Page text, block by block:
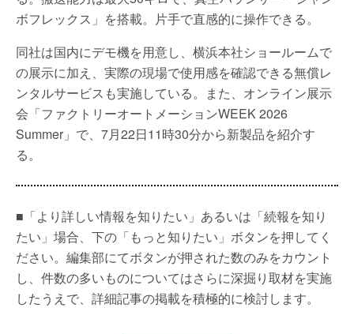
ボフレックス」を搭載。片手で直感的に操作できる。
同社は国内にデモ機を用意し、横浜本社ショールームで
の展示に加え、実際の現場で使用感を確認できる無償レ
ンタルサービスも実施している。また、オンライン展示
会「ファクトリーオートメーションWEEK 2026
Summer」で、7月22日11時30分から新製品を紹介す
る。
■「より詳しい情報を知りたい」あるいは「続報を知り
たい」場合、下の「もっと知りたい」ボタンを押してく
ださい。編集部にてボタンが押された数のみをカウント
し、件数の多いものについてはさらに深掘り取材を実施
したうえで、詳細記事の掲載を積極的に検討します。